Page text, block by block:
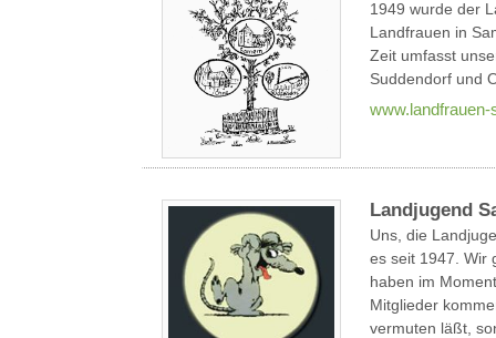
1949 wurde der
Landfrauen in
Zeit umfasst
Suddendorf und
Landjugend
Uns, die
es seit 1947. Wir
haben im
Mitglieder
vermuten läßt,